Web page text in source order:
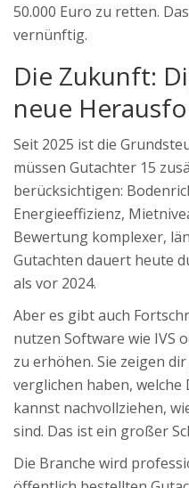
50.000 Euro zu retten.
vernünftig.
Die Zukunft:
neue
Seit 2025 ist die
müssen Gutachter 15
berücksichtigen:
Energieeffizienz,
Bewertung komplexer,
Gutachten dauert heute
als vor 2024.
Aber es gibt auch
nutzen Software wie IVS
zu erhöhen. Sie zeigen
verglichen haben,
kannst nachvollziehen,
sind. Das ist ein großer
Die Branche wird